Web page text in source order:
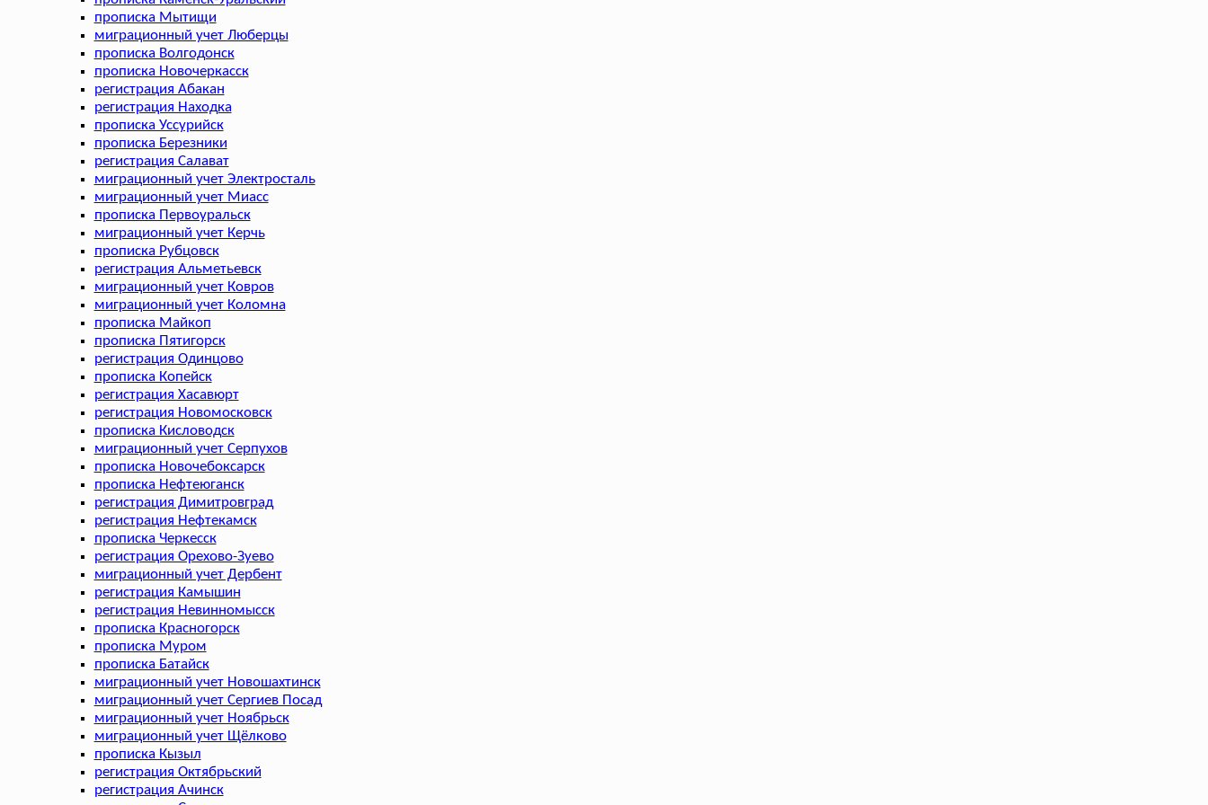
прописка Мытищи
миграционный учет Люберцы
прописка Волгодонск
прописка Новочеркасск
регистрация Абакан
регистрация Находка
прописка Уссурийск
прописка Березники
регистрация Салават
миграционный учет Электросталь
миграционный учет Миасс
прописка Первоуральск
миграционный учет Керчь
прописка Рубцовск
регистрация Альметьевск
миграционный учет Ковров
миграционный учет Коломна
прописка Майкоп
прописка Пятигорск
регистрация Одинцово
прописка Копейск
регистрация Хасавюрт
регистрация Новомосковск
прописка Кисловодск
миграционный учет Серпухов
прописка Новочебоксарск
прописка Нефтеюганск
регистрация Димитровград
регистрация Нефтекамск
прописка Черкесск
регистрация Орехово-Зуево
миграционный учет Дербент
регистрация Камышин
регистрация Невинномысск
прописка Красногорск
прописка Муром
прописка Батайск
миграционный учет Новошахтинск
миграционный учет Сергиев Посад
миграционный учет Ноябрьск
миграционный учет Щёлково
прописка Кызыл
регистрация Октябрьский
регистрация Ачинск